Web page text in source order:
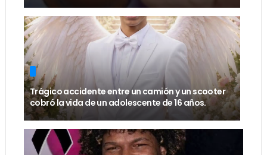
Trágico accidente entre un camión y un scooter
cobró la vida de un adolescente de 16 años.